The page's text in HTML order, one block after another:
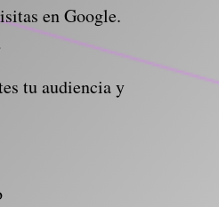
en Google.
tu audiencia y